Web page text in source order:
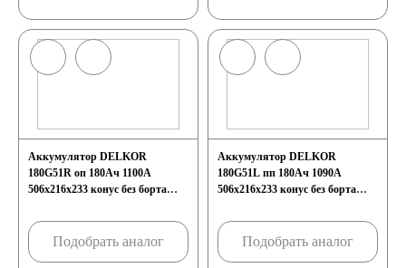
Аккумулятор DELKOR
180G51R оп 180Ач 1100А
506х216х233 конус без борта
Подобрать аналог
Аккумулятор DELKOR
180G51L пп 180Ач 1090А
506х216х233 конус без борта
Подобрать аналог